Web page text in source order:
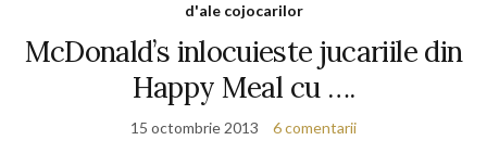
d'ale cojocarilor
McDonald’s inlocuieste jucariile din
Happy Meal cu ….
15 octombrie 2013 6 comentarii